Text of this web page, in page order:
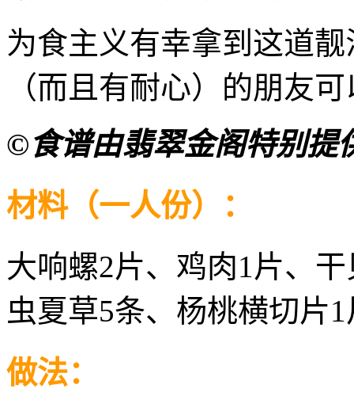
为食主义有幸拿到这道
（而且有耐心）的朋友
©食谱由翡翠金阁特别提
材料（一人份）：
大响螺2片、鸡肉1片、
虫夏草5条、杨桃横切片
做法：